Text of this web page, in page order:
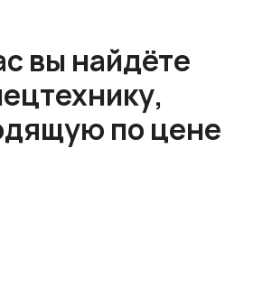
вы найдёте
по цене